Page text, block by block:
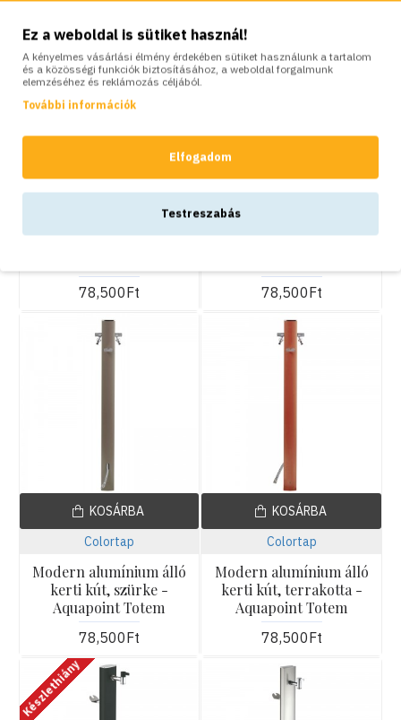
Colortap
78,500Ft
Colortap
78,500Ft
Colortap
Modern alumínium álló
kerti kút, szürke -
Aquapoint Totem
78,500Ft
KOSÁRBA
Colortap
Modern alumínium álló
kerti kút, terrakotta -
Aquapoint Totem
78,500Ft
KOSÁRBA
Készlethiány
Ez a weboldal is sütiket használ!
A kényelmes vásárlási élmény érdekében sütiket használunk a tartalom
és a közösségi funkciók biztosításához, a weboldal forgalmunk
elemzéséhez és reklámozás céljából.
További információk
Elfogadom
Testreszabás